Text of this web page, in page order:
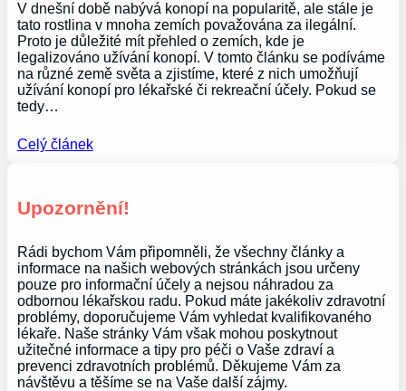
V dnešní době nabývá konopí na popularitě, ale stále je
tato rostlina v mnoha zemích považována za ilegální.
Proto je důležité mít přehled o zemích, kde je
legalizováno užívání konopí. V tomto článku se podíváme
na různé země světa a zjistíme, které z nich umožňují
užívání konopí pro lékařské či rekreační účely. Pokud se
tedy…
Celý článek
Upozornění!
Rádi bychom Vám připomněli, že všechny články a
informace na našich webových stránkách jsou určeny
pouze pro informační účely a nejsou náhradou za
odbornou lékařskou radu. Pokud máte jakékoliv zdravotní
problémy, doporučujeme Vám vyhledat kvalifikovaného
lékaře. Naše stránky Vám však mohou poskytnout
užitečné informace a tipy pro péči o Vaše zdraví a
prevenci zdravotních problémů. Děkujeme Vám za
návštěvu a těšíme se na Vaše další zájmy.